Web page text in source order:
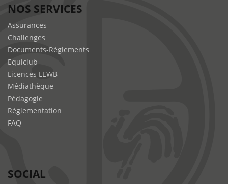
NOS SERVICES
Assurances
Challenges
Documents-Règlements
Equiclub
Licences LEWB
Médiathèque
Pédagogie
Règlementation
FAQ
SOCIAL